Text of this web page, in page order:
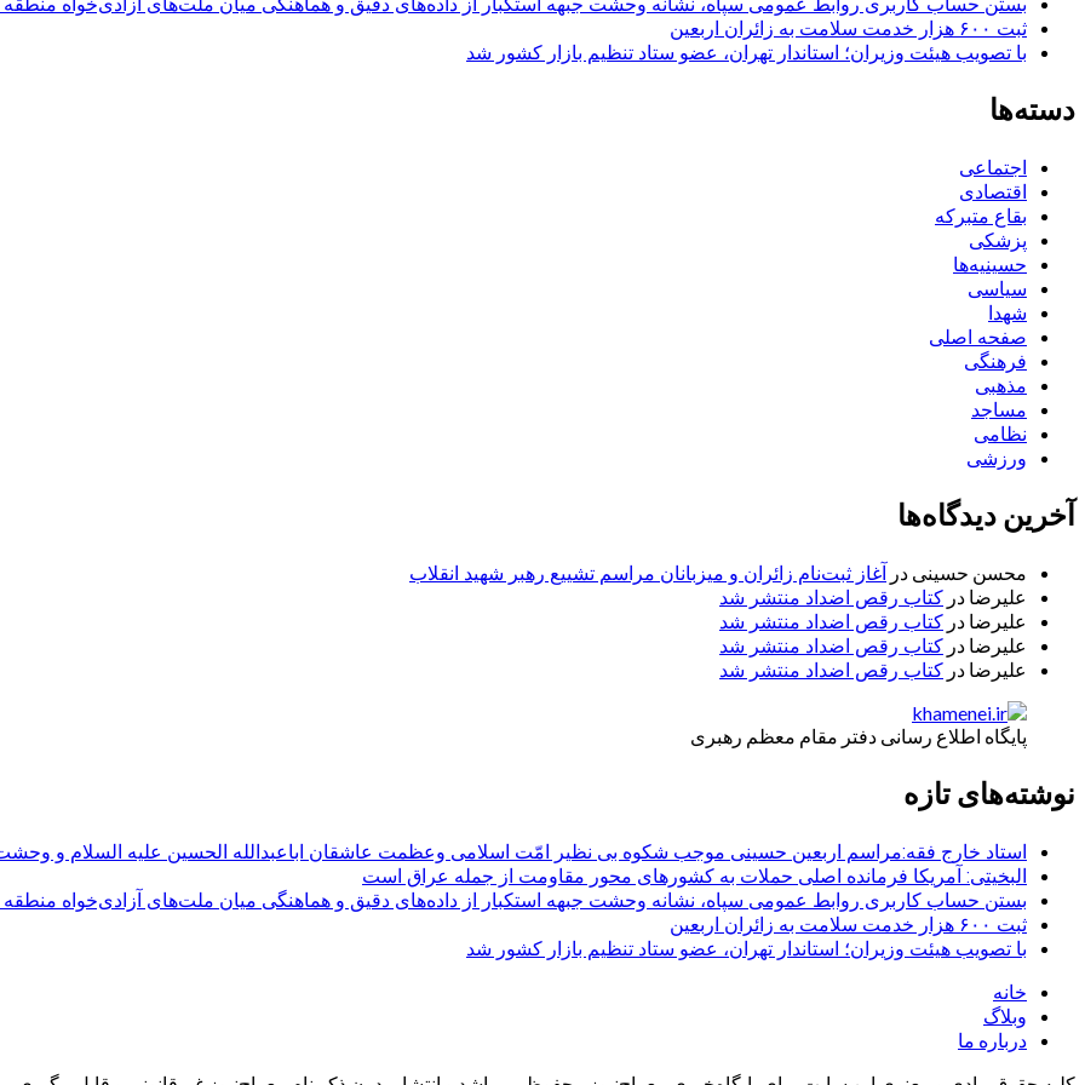
ثبت ۶۰۰ هزار خدمت سلامت به زائران اربعین
با تصویب هیئت وزیران؛ استاندار تهران، عضو ستاد تنظیم بازار کشور شد
دسته‌ها
اجتماعی
اقتصادی
بقاع متبرکه
پزشکی
حسینیه‌ها
سیاسی
شهدا
صفحه اصلی
فرهنگی
مذهبی
مساجد
نظامی
ورزشی
آخرین دیدگاه‌ها
محسن حسینی در آغاز ثبت‌نام زائران و میزبانان مراسم تشییع رهبر شهید انقلاب
علیرضا در کتاب رقص اضداد منتشر شد
علیرضا در کتاب رقص اضداد منتشر شد
علیرضا در کتاب رقص اضداد منتشر شد
علیرضا در کتاب رقص اضداد منتشر شد
پایگاه اطلاع رسانی دفتر مقام معظم رهبری
نوشته‌های تازه
استاد خارج فقه:مراسم اربعین حسینی موجب شکوه بی نظیر امّت اسلامی وعظمت عاشقان اباعبدالله الحسین علیه السلام و
البخیتی: آمریکا فرمانده اصلی حملات به کشورهای محور مقاومت از جمله عراق است
بستن حساب کاربری روابط عمومی سپاه، نشانه‌ وحشت جبهه استکبار از داده‌های دقیق و هماهنگی میان ملت‌های آزادی‌خواه
ثبت ۶۰۰ هزار خدمت سلامت به زائران اربعین
با تصویب هیئت وزیران؛ استاندار تهران، عضو ستاد تنظیم بازار کشور شد
خانه
وبلاگ
درباره ما